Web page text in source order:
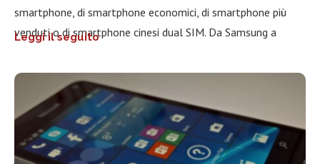
smartphone, di smartphone economici, di smartphone più
venduti o di smartphone cinesi dual SIM. Da Samsung a
case produttrici. Sono inclusi tutti i sistemi operativi per
dispositivi mobili: Android di Google, Apple iOS, Microsoft
Windows in particolare. Ormai i telefonini sono diventati dei
veri e propri PC e li si utilizza spesso al posto dei computer
anche nella vita di tutti i giorni: è per questo che
Leggi il seguito